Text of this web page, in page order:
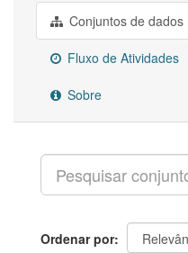
Conjuntos de dados
Fluxo de Atividades
Sobre
Ordenar por